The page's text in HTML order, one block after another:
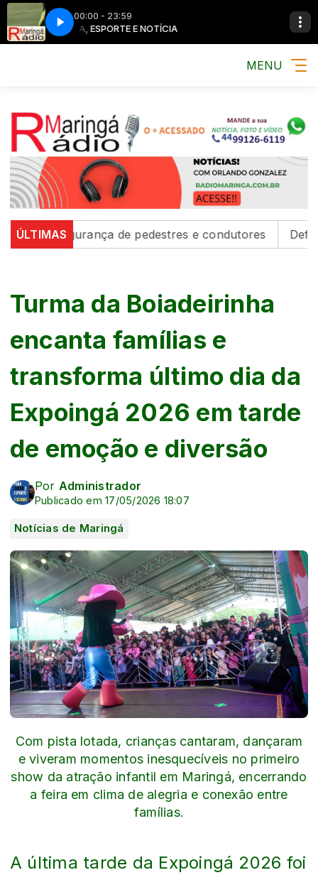
00:00 - 23:59
MÚSICA, ESPORTE E NOTÍCIA MÚSICA,
MENU
ÚLTIMAS
segurança de pedestres e condutores Defesa Civil
Turma da Boiadeirinha
encanta famílias e
transforma último dia da
Expoingá 2026 em tarde
de emoção e diversão
Por Administrador
Publicado em 17/05/2026 18:07
Notícias de Maringá
Com pista lotada, crianças cantaram, dançaram
e viveram momentos inesquecíveis no primeiro
show da atração infantil em Maringá, encerrando
a feira em clima de alegria e conexão entre
famílias.
A última tarde da Expoingá 2026 foi